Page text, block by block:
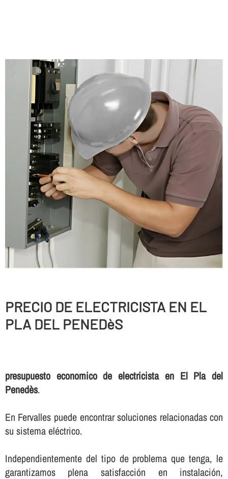
PRECIO DE ELECTRICISTA EN EL
PLA DEL PENEDèS
presupuesto economico de electricista en El Pla del
Penedès.
En Fervalles puede encontrar soluciones relacionadas con
su sistema eléctrico.
Independientemente del tipo de problema que tenga, le
garantizamos plena satisfacción en instalación,